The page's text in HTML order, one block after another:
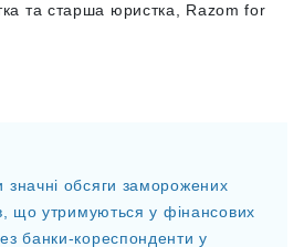
та старша юристка, Razom for
значні обсяги заморожених
що утримуються у фінансових
банки-кореспонденти у